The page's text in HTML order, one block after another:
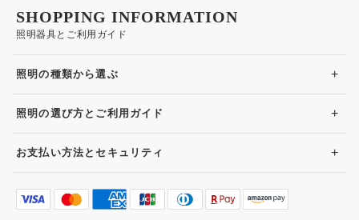
照明器具とご利用ガイド
SHOPPING INFORMATION
照明の種類から選ぶ +
照明の選び方とご利用ガイド +
お支払い方法とセキュリティ +